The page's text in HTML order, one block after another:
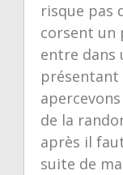
risque pas
corsent un
entre dans
présentant
de la
après il
suite de